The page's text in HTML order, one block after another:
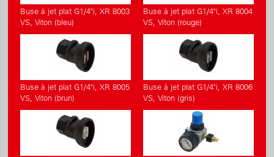
Buse à jet plat G1/4"i, XR 8003
VS, Viton (bleu)
Buse à jet plat G1/4"i, XR 8004
VS, Viton (rouge)
Buse à jet plat G1/4"i, XR 8005
VS, Viton (brun)
Buse à jet plat G1/4"i, XR 8006
VS, Viton (gris)